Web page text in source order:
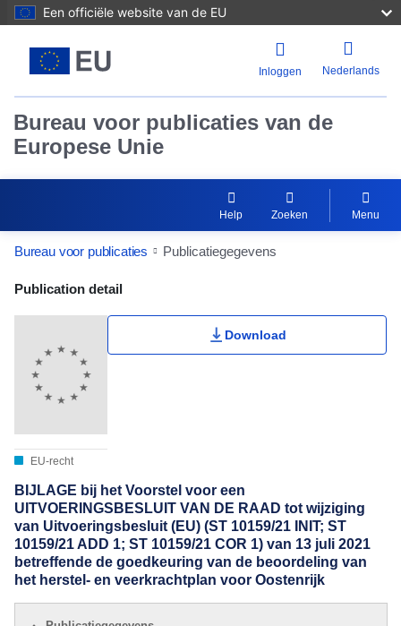
Een officiële website van de EU
Inloggen Nederlands
Bureau voor publicaties van de
Europese Unie
Help Zoeken Menu
Bureau voor publicaties Publicatiegegevens
Publication Detail Actions Portlet
Publication detail
EU-recht
Download
BIJLAGE bij het Voorstel voor een
UITVOERINGSBESLUIT VAN DE RAAD tot wijziging
van Uitvoeringsbesluit (EU) (ST 10159/21 INIT; ST
10159/21 ADD 1; ST 10159/21 COR 1) van 13 juli 2021
betreffende de goedkeuring van de beoordeling van
het herstel- en veerkrachtplan voor Oostenrijk